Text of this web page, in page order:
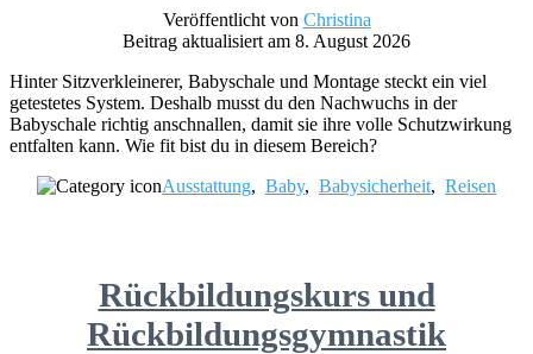
Veröffentlicht von Christina
Beitrag aktualisiert am 8. August 2026
Hinter Sitzverkleinerer, Babyschale und Montage steckt ein viel
getestetes System. Deshalb musst du den Nachwuchs in der
Babyschale richtig anschnallen, damit sie ihre volle Schutzwirkung
entfalten kann. Wie fit bist du in diesem Bereich?
Ausstattung, Baby, Babysicherheit, Reisen
Rückbildungskurs und
Rückbildungsgymnastik